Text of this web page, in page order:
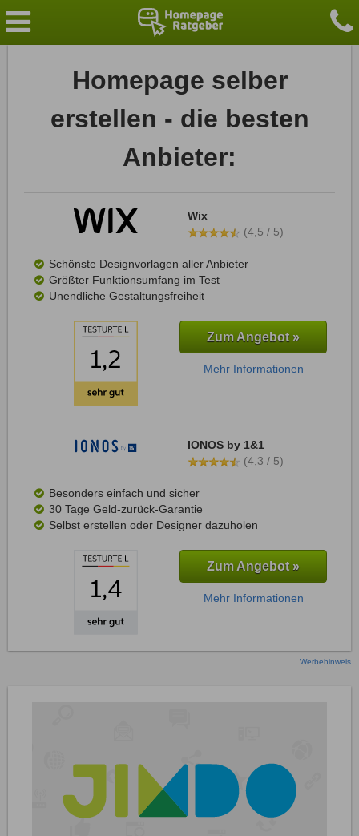
Homepage selber
erstellen - die besten
Anbieter:
Wix
(4,5 / 5)
Schönste Designvorlagen aller Anbieter
Größter Funktionsumfang im Test
Unendliche Gestaltungsfreiheit
Zum Angebot »
Mehr Informationen
IONOS by 1&1
(4,3 / 5)
Besonders einfach und sicher
30 Tage Geld-zurück-Garantie
Selbst erstellen oder Designer dazuholen
Zum Angebot »
Mehr Informationen
Werbehinweis